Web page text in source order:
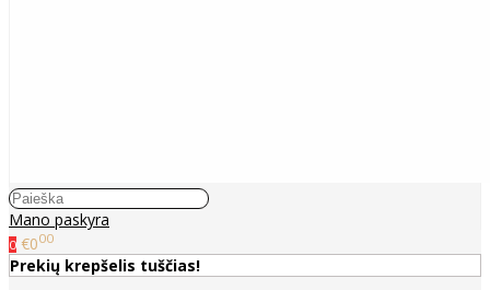
Mano paskyra
0 €000
Prekių krepšelis tuščias!